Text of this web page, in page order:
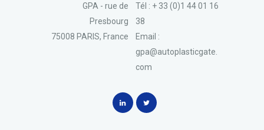
Tél : + 33 (0)1 44 01 16
38
Email :
gpa@autoplasticgate.
com
GPA - rue de
Presbourg
75008 PARIS, France